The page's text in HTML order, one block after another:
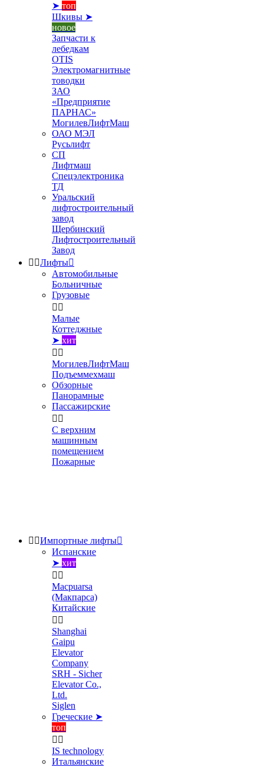
➤ топ
Шкивы ➤
новое
Запчасти к
лебедкам
OTIS
Электромагнитные
товодки
ЗАО
«Предприятие
ПАРНАС»
МогилевЛифтМаш
ОАО МЭЛ
Русьлифт
СП
Лифтмаш
Спецэлектроника
ТД
Уральский
лифтостроительный
завод
Щербинский
Лифтостроительный
Завод
 Лифты
Автомобильные
Больничные
Грузовые
 
Малые
Коттеджные
➤ хит
 
МогилевЛифтМаш
Подъеммехмаш
Обзорные
Панорамные
Пассажирские
 
С верхним
машинным
помещением
Пожарные
 Импортные лифты
Испанские
➤ хит
 
Macpuarsa
(Макпарса)
Китайские
 
Shanghai
Gaipu
Elevator
Company
SRH - Sicher
Elevator Co.,
Ltd.
Siglen
Греческие ➤
топ
 
IS technology
Итальянские